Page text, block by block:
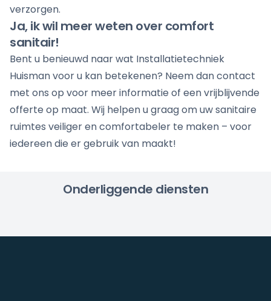
verzorgen.
Ja, ik wil meer weten over comfort
sanitair!
Bent u benieuwd naar wat Installatietechniek
Huisman voor u kan betekenen? Neem dancontact
met ons op voor meer informatie of een vrijblijvende
offerte op maat. Wij helpen u graag om uw sanitaire
ruimtes veiliger en comfortabeler te maken – voor
iedereen die er gebruik van maakt!
Onderliggende diensten